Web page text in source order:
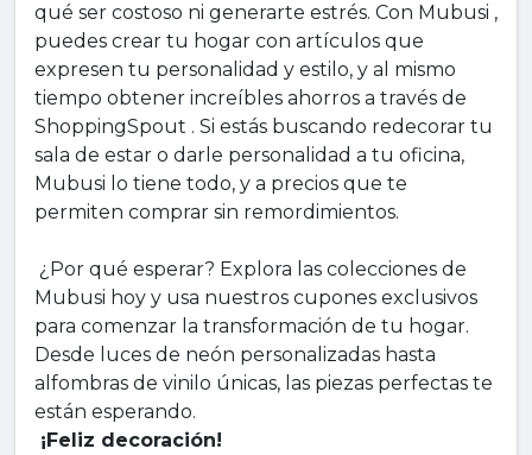
qué ser costoso ni generarte estrés. Con Mubusi ,
puedes crear tu hogar con artículos que
expresen tu personalidad y estilo, y al mismo
tiempo obtener increíbles ahorros a través de
ShoppingSpout . Si estás buscando redecorar tu
sala de estar o darle personalidad a tu oficina,
Mubusi lo tiene todo, y a precios que te
permiten comprar sin remordimientos.
¿Por qué esperar? Explora las colecciones de
Mubusi hoy y usa nuestros cupones exclusivos
para comenzar la transformación de tu hogar.
Desde luces de neón personalizadas hasta
alfombras de vinilo únicas, las piezas perfectas te
están esperando.
¡Feliz decoración!